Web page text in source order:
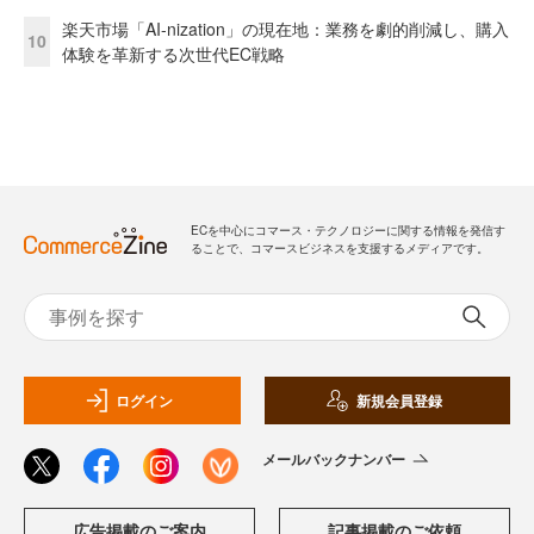
10
楽天市場「AI-nization」の現在地：業務を劇的削減し、購入
体験を革新する次世代EC戦略
ECを中心にコマース・テクノロジーに関する情報を発信す
ることで、コマースビジネスを支援するメディアです。
ログイン 新規会員登録
メールバックナンバー